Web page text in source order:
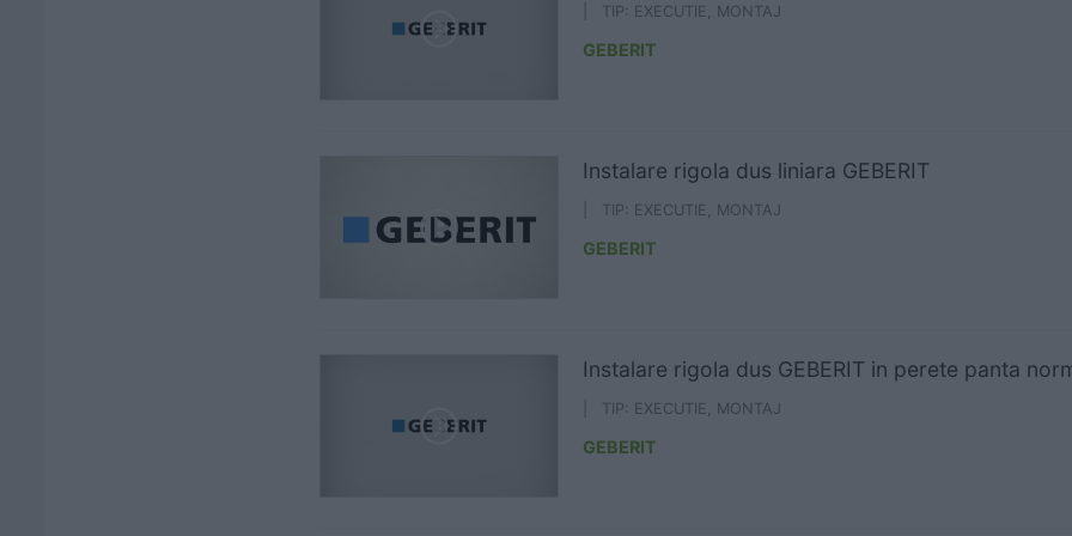
| TIP: EXECUTIE, MONTAJ
GEBERIT
Instalare rigola dus liniara GEBERIT
| TIP: EXECUTIE, MONTAJ
GEBERIT
Instalare rigola dus GEBERIT in perete panta
| TIP: EXECUTIE, MONTAJ
GEBERIT